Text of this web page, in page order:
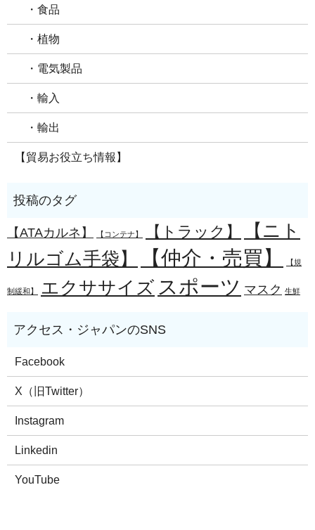
・食品
・植物
・電気製品
・輸入
・輸出
【貿易お役立ち情報】
【ATAカルネ】 【コンテナ】 【トラック】
【ニト
リルゴム手袋】
【仲介・売買】 【規
制緩和】 エクササイズ スポーツ マスク 生鮮
Facebook
X（旧Twitter）
Instagram
Linkedin
YouTube